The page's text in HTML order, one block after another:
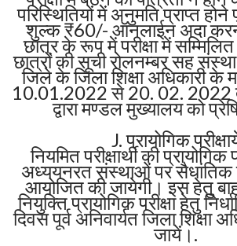
परिस्थितियों में अनुमति प्राप्त
शुल्क ₹60/- ऑनलाईन अदा करने
छात्र के रूप में परीक्षा में
छात्रों की सूची रोलनम्बर सह संस्था
जिले के जिला शिक्षा अधिकारी के
10.01.2022 से 20. 02.
द्वारा मण्डल मुख्यालय को
J. प्रायोगिक
नियमित परीक्षार्थी की प्रायोगिक
अध्ययनरत संस्थाओं पर सैधांतिक
आयोजित की जायेगी। इस हेतु
नियुक्ति प्रायोगिक परीक्षा हेतु
दिवस पूर्व अनिवार्यत जिला शिक्षा
जायें।.